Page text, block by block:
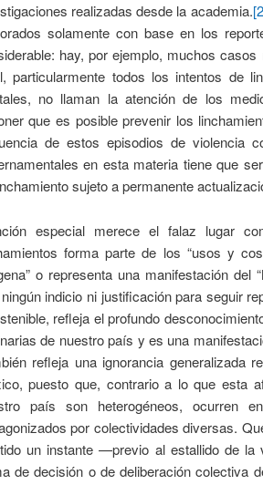
realizadas desde la academia.
solamente con base en los
hay, por ejemplo, muchos
particularmente todos los intentos de
no llaman la atención de los
que es posible prevenir los
de estos episodios de violencia
en esta materia tiene que
sujeto a permanente
especial merece el falaz lugar
forma parte de los “usos y
o representa una manifestación del
indicio ni justificación para seguir
refleja el profundo
de nuestro país y es una
refleja una ignorancia generalizada
puesto que, contrario a lo que esta
país son heterogéneos, ocurren
por colectividades diversas.
un instante —previo al estallido de
de decisión o de deliberación colectiva